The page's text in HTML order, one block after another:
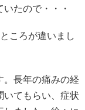
たので・・・
ころが違いまし
。長年の痛みの経
いてもらい、症状